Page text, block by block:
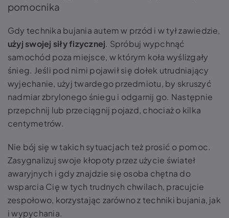
pomocnika
Gdy technika bujania autem w przód i w tył zawiedzie,
użyj swojej siły fizycznej. Spróbuj wypchnąć
samochód poza miejsce, w którym koła wyślizgały
śnieg. Jeśli pod nimi pojawił się dołek utrudniający
wyjechanie, użyj twardego przedmiotu, by skruszyć
nadmiar zbrylonego śniegu i odgarnij go. Następnie
przepchnij lub przeciągnij pojazd, chociaż o kilka
centymetrów.
Nie bój się w takich sytuacjach też prosić o pomoc.
Zasygnalizuj swoje kłopoty przez użycie świateł
awaryjnych i gdy znajdzie się osoba chętna do
wsparcia Cię w tych trudnych chwilach, pracujcie
zespołowo, korzystając zarówno z techniki bujania, jak
i wypychania.